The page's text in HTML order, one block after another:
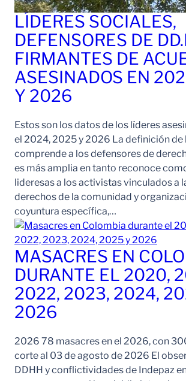
LÍDERES SOCIALES,
DEFENSORES DE
FIRMANTES DE
ASESINADOS EN
Y 2026
Estos son los datos de los líderes
el 2024, 2025 y 2026 La definición de
comprende a los defensores de
es más amplia en tanto reconoce
lideresas a los activistas vinculados a
derechos de la comunidad y
coyuntura específica,…
MASACRES EN
DURANTE EL 2020,
2022, 2023, 2024,
2026
2026 78 masacres en el 2026, con
corte al 03 de agosto de 2026 El
DDHH y conflictividades de Indepaz